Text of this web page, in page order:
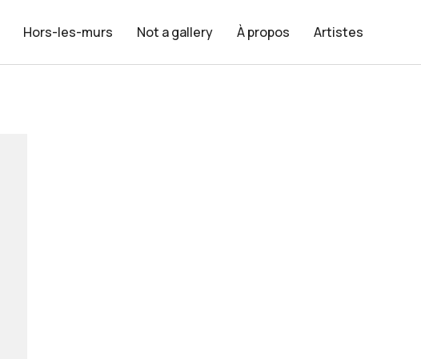
Hors-les-murs Not a gallery À propos Artistes